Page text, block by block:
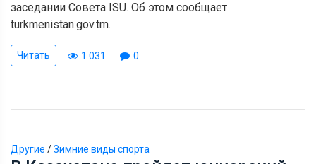
заседании Совета ISU. Об этом сообщает
turkmenistan.gov.tm.
Читать 1 031 0
Другие /Зимние виды спорта